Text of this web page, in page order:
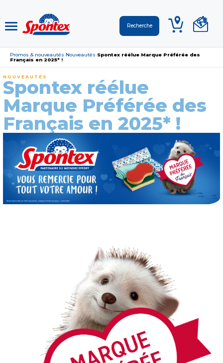
Promos & nouveautés›Nouveautés›Spontex réélue Marque Préférée des
Français en 2025* !
NOUVEAUTÉS
Spontex réélue
Marque Préférée des
Français en 2025* !